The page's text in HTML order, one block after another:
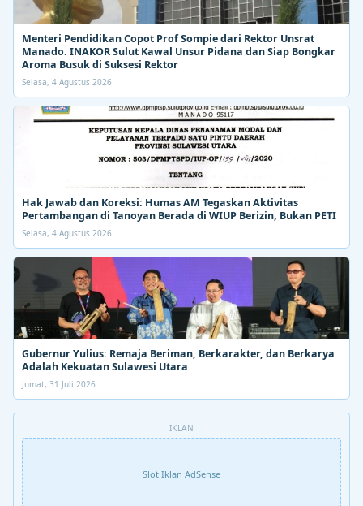
Menteri Pendidikan Copot Prof Sompie dari Rektor Unsrat
Manado. INAKOR Sulut Kawal Unsur Pidana dan Siap Bongkar
Aroma Busuk di Suksesi Rektor
Selasa, 4 Agustus 2026
Hak Jawab dan Koreksi: Humas AM Tegaskan Aktivitas
Pertambangan di Tanoyan Berada di WIUP Berizin, Bukan PETI
Selasa, 4 Agustus 2026
Gubernur Yulius: Remaja Beriman, Berkarakter, dan Berkarya
Adalah Kekuatan Sulawesi Utara
Jumat, 31 Juli 2026
IKLAN
Slot Iklan AdSense